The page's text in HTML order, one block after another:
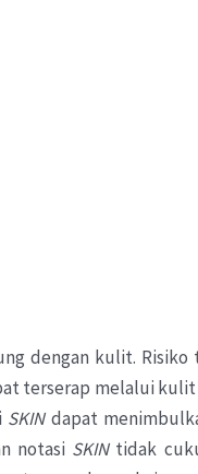
dengan kulit.
terserap melalui
SKINdapat
notasi SKINtidak